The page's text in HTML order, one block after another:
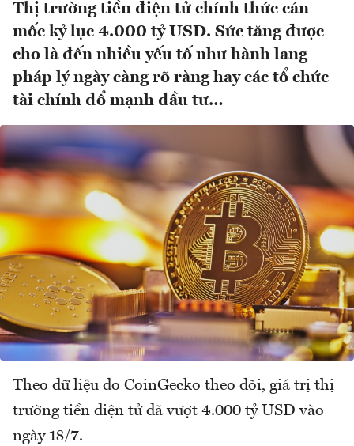
Thị trường tiền điện tử chính thức cán
mốc kỷ lục 4.000 tỷ USD. Sức tăng được
cho là đến nhiều yếu tố như hành lang
pháp lý ngày càng rõ ràng hay các tổ chức
tài chính đổ mạnh đầu tư…
Theo dữ liệu do CoinGecko theo dõi, giá trị thị
trường tiền điện tử đã vượt 4.000 tỷ USD vào
ngày 18/7.